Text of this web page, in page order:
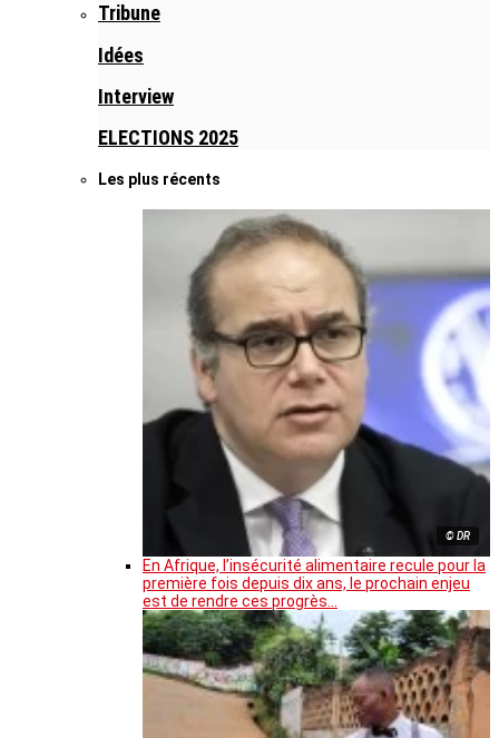
Tribune
Idées
Interview
ELECTIONS 2025
Les plus récents
© DR
En Afrique, l’insécurité alimentaire recule pour la
première fois depuis dix ans, le prochain enjeu
est de rendre ces progrès…